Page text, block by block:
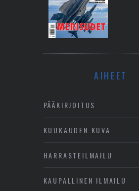
AIHEET
PÄÄKIRJOITUS
KUUKAUDEN KUVA
HARRASTEILMAILU
KAUPALLINEN ILMAILU